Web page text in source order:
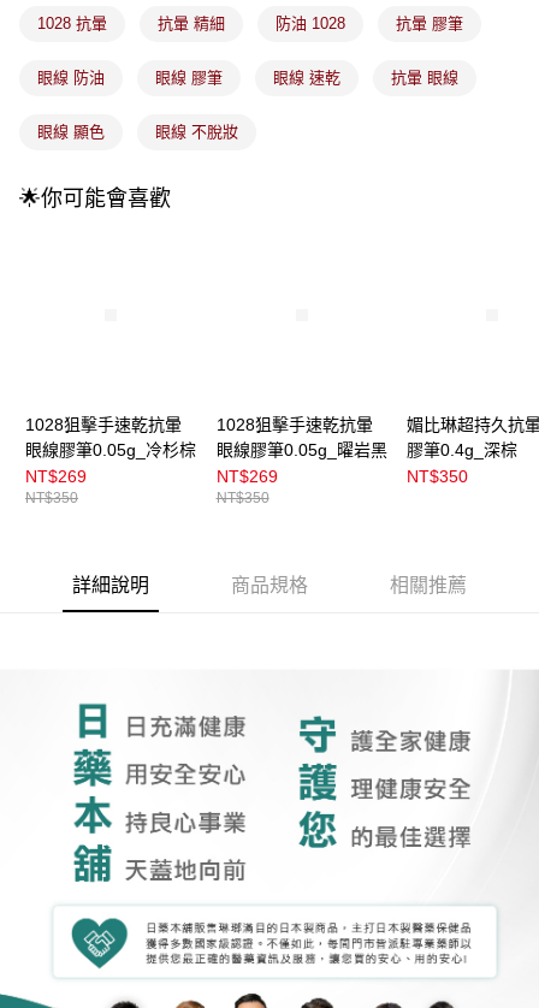
2.付款方式選擇「大哥付你分期」，訂單成立後會自動跳轉到大哥付的交易
成交易。
3.實際核准額度、可分期數及費用金額請依後續交易確認頁面所載為準。
消。如遇「轉專審核」未通過狀況，表示未達大哥付你分期系統評分，恕無
1.分期款項不併入電信帳單，「大哥付你分期」於每月結算日後寄送繳費提
資料（包含姓名、電話或地址）提供予台灣大哥大進項蒐集、處理及利用，
由本公司與您本人進行分期帳單所需資料之確認、核對及更正。
3.完整用戶服務條款，請詳閱以下連結：https://oppay.tw/userRule
每筆NT$100，滿NT$899(含以上)免運費
每筆NT$100，滿NT$899(含以上)免運費
每筆NT$100，滿NT$899(含以上)免運費
付款後門市自取
1028 抗暈 抗暈 精細 防油 1028 抗暈 膠筆
眼線 防油 眼線 膠筆 眼線 速乾 抗暈 眼線
眼線 顯色 眼線 不脫妝
🌟你可能會喜歡
1028狙擊手速乾抗暈
眼線膠筆0.05g_冷杉棕
NT$269
NT$350
1028狙擊手速乾抗暈
眼線膠筆0.05g_曜岩黑
NT$269
NT$350
媚比琳超持久抗
膠筆0.4g_深棕
NT$350
詳細說明 商品規格 相關推薦